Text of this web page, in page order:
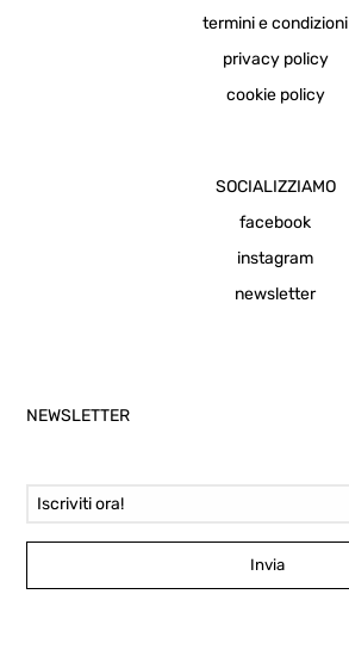
termini e condizioni
privacy policy
cookie policy
SOCIALIZZIAMO
facebook
instagram
newsletter
NEWSLETTER
Invia